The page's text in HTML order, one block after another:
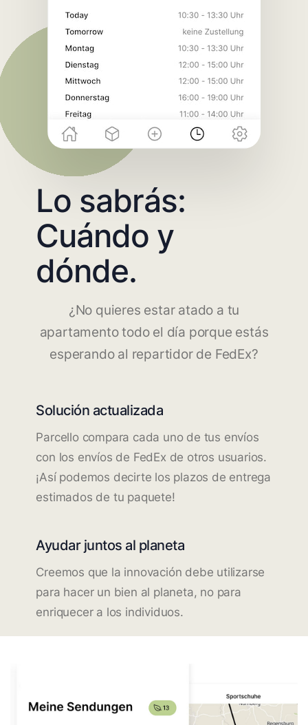
Lo sabrás:
Cuándo y
dónde.
¿No quieres estar atado a tu
apartamento todo el día porque estás
esperando al repartidor de FedEx?
Solución actualizada
Parcello compara cada uno de tus envíos
con los envíos de FedEx de otros usuarios.
¡Así podemos decirte los plazos de entrega
estimados de tu paquete!
Ayudar juntos al planeta
Creemos que la innovación debe utilizarse
para hacer un bien al planeta, no para
enriquecer a los individuos.